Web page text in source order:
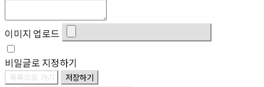
이미지 업로드
비밀글로 지정하기
목록으로 가기 저장하기